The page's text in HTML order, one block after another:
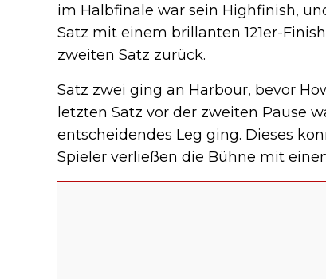
im Halbfinale war sein Highfinish,
Satz mit einem brillanten 121er-
zweiten Satz zurück.
Satz zwei ging an Harbour, bevor
letzten Satz vor der zweiten Pause
entscheidendes Leg ging. Dieses
Spieler verließen die Bühne mit